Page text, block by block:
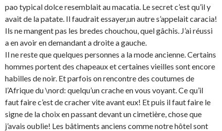
pao typical dolce resemblait au macatia. Le secret c’est qu’il y
avait de la patate. Il faudrait essayer,un autre s’appelait caracia!
Ils ne mangent pas les bredes chouchou, quel gâchis. J’ai réussi
a en avoir en demandant a droite a gauche.
Il ne reste que quelques personnes a la mode ancienne. Certains
hommes portent des chapeaux et certaines vieilles sont encore
habilles de noir. Et parfois on rencontre des coutumes de
l’Afrique du \nord: quelqu’un crache en vous voyant. Ce qu’il
faut faire c’est de cracher vite avant eux! Et puis il faut faire le
signe de la choix en passant devant un cimetière, chose que
j’avais oublie! Les bâtiments anciens comme notre hôtel sont